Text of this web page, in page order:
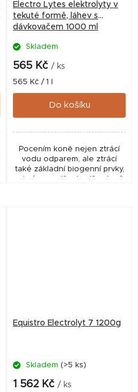
Electro Lytes elektrolyty v
tekuté formě, láhev s
dávkovačem 1000 ml
Skladem
565 Kč / ks
Měrná
cena:
565 Kč / 1 l
Do košíku
Pocením koně nejen ztrácí
vodu odparem, ale ztrácí
také základní biogenní prvky,
zejména sodík, draslík, vápník
Equistro Electrolyt 7 1200g
Skladem (>5 ks)
1 562 Kč / ks